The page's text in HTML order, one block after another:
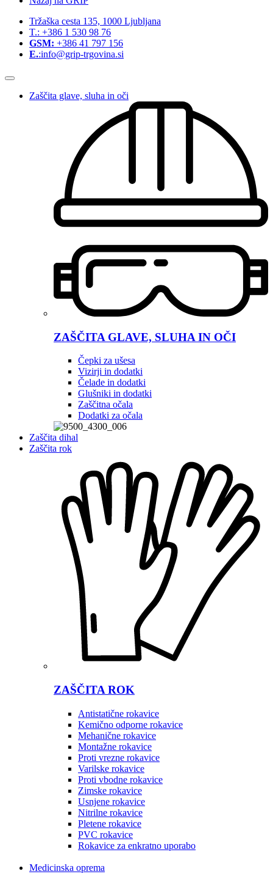
Tržaška cesta 135, 1000 Ljubljana
T.: +386 1 530 98 76
GSM: +386 41 797 156
E.:info@grip-trgovina.si
Zaščita glave, sluha in oči
ZAŠČITA GLAVE, SLUHA IN OČI
Čepki za ušesa
Vizirji in dodatki
Čelade in dodatki
Glušniki in dodatki
Zaščitna očala
Dodatki za očala
Zaščita dihal
Zaščita rok
ZAŠČITA ROK
Antistatične rokavice
Kemično odporne rokavice
Mehanične rokavice
Montažne rokavice
Proti vrezne rokavice
Varilske rokavice
Proti vbodne rokavice
Zimske rokavice
Usnjene rokavice
Nitrilne rokavice
Pletene rokavice
PVC rokavice
Rokavice za enkratno uporabo
Medicinska oprema